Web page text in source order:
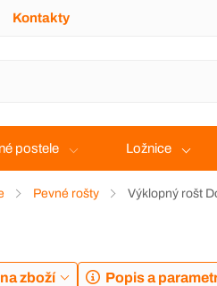
Kontakty
postele Ložnice
Pevné rošty Výklopný rošt
zboží Popis a